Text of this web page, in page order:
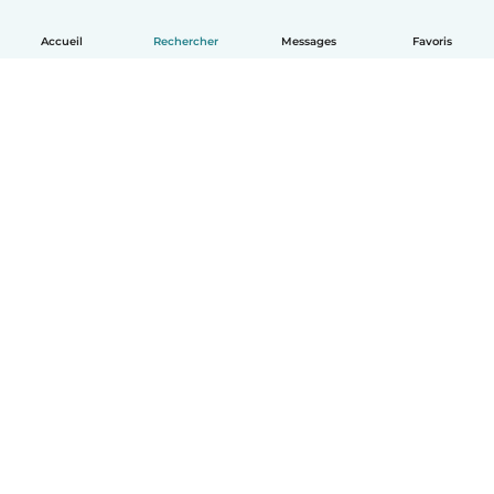
Accueil Rechercher Messages Favoris